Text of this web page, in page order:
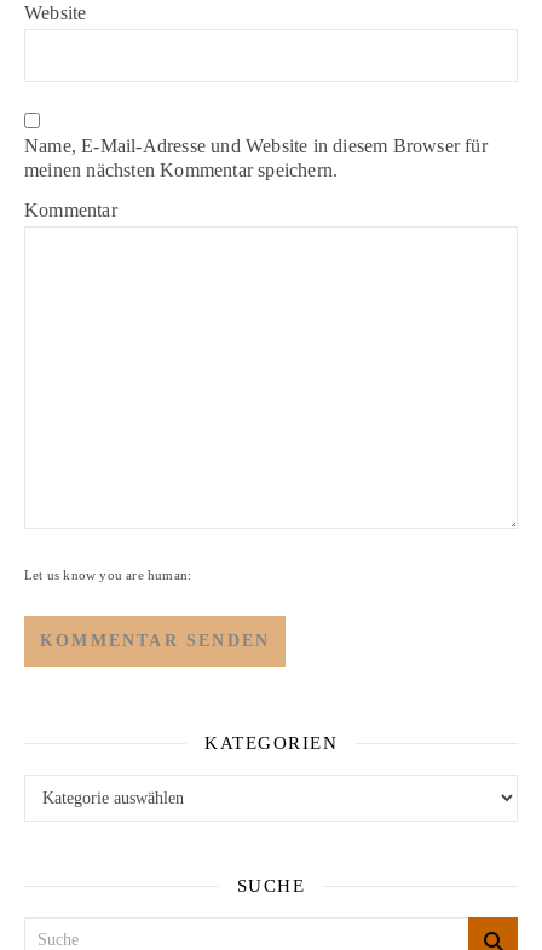
Website
Name, E-Mail-Adresse und Website in diesem Browser für
meinen nächsten Kommentar speichern.
Kommentar
Let us know you are human:
KATEGORIEN
SUCHE